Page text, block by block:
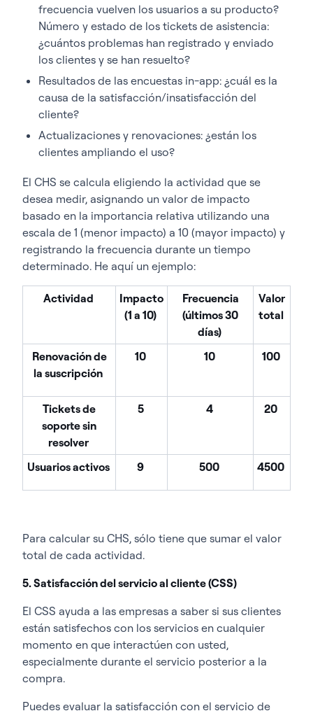
frecuencia vuelven los usuarios a su producto?
Número y estado de los tickets de asistencia:
¿cuántos problemas han registrado y enviado
los clientes y se han resuelto?
Resultados de las encuestas in-app: ¿cuál es la
causa de la satisfacción/insatisfacción del
cliente?
Actualizaciones y renovaciones: ¿están los
clientes ampliando el uso?
El CHS se calcula eligiendo la actividad que se
desea medir, asignando un valor de impacto
basado en la importancia relativa utilizando una
escala de 1 (menor impacto) a 10 (mayor impacto) y
registrando la frecuencia durante un tiempo
determinado. He aquí un ejemplo:
Actividad
Impacto
(1 a 10)
Frecuencia
(últimos 30
días)
Valor
total
Renovación de
la suscripción
10 10 100
Tickets de
soporte sin
resolver
5 4 20
Usuarios activos 9 500 4500
Para calcular su CHS, sólo tiene que sumar el valor
total de cada actividad.
5. Satisfacción del servicio al cliente (CSS)
El CSS ayuda a las empresas a saber si sus clientes
están satisfechos con los servicios en cualquier
momento en que interactúen con usted,
especialmente durante el servicio posterior a la
compra.
Puedes evaluar la satisfacción con el servicio de